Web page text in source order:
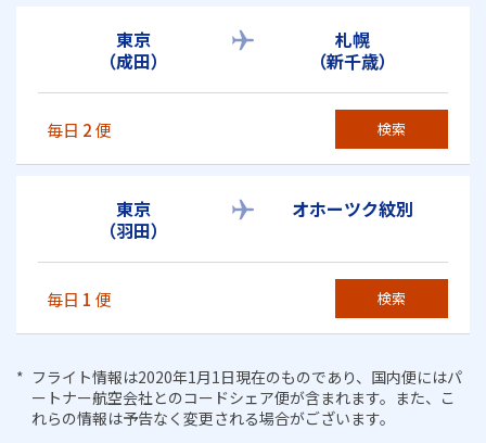
東京
（成田）
札幌
（新千歳）
毎日 2便 検索
東京
（羽田）
オホーツク紋別
毎日 1 便 検索
フライト情報は2020年1月1日現在のものであり、国内便にはパ
ートナー航空会社とのコードシェア便が含まれます。また、こ
れらの情報は予告なく変更される場合がございます。